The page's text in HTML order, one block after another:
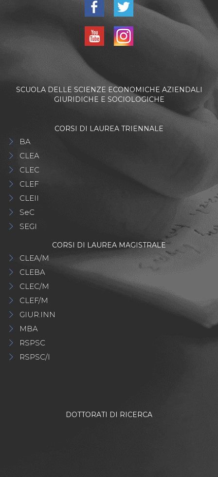
SCUOLA DELLE SCIENZE ECONOMICHE AZIENDALI
GIURIDICHE E SOCIOLOGICHE
CORSI DI LAUREA TRIENNALE
BA
CLEA
CLEC
CLEF
CLEII
SeC
SEGI
CORSI DI LAUREA MAGISTRALE
CLEA/M
CLEBA
CLEC/M
CLEF/M
GIUR.INN
MBA
RSPSC
RSPSC/I
DOTTORATI DI RICERCA